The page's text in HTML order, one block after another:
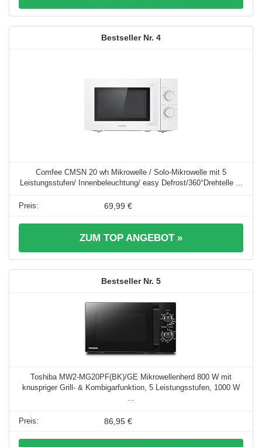
4
Comfee CMSN 20 wh Mikrowelle / Solo-Mikrowelle mit 5
Leistungsstufen/ Innenbeleuchtung/ easy Defrost/360°Drehtelle ...
69,99 €
ZUM TOP ANGEBOT »
5
Toshiba MW2-MG20PF(BK)/GE Mikrowellenherd 800 W mit
knuspriger Grill- & Kombigarfunktion, 5 Leistungsstufen, 1000 W
...
86,95 €